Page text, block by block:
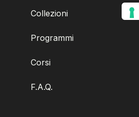
Collezioni
Programmi
Corsi
F.A.Q.